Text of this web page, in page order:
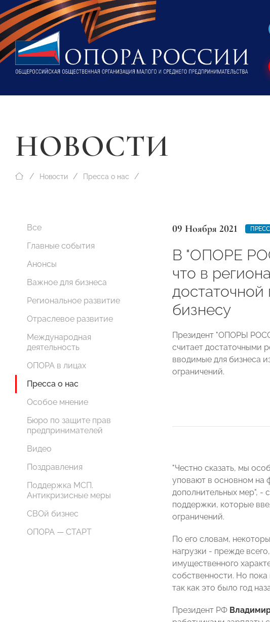
НОВОСТИ
Новости Пресса о нас
Все
Главные события
Анонсы
Важное для бизнеса
Региональное развитие
Отраслевое развитие
Международная
деятельность
ОПОРА в лицах
Пресса о нас
Особое мнение
Бюро по защите прав
предпринимателей
Видео
Поздравления
Поддержка МСП.
Антикризисные меры
СВОй бизнес
ОПОРА — СТАРТ
09 Ноября 2021
В "ОПОРЕ
что в
бизнесу
Президент "ОПОРЫ
считает достаточными
вводимые для бизнеса
ограничений.
"Честно сказать, мы
уповают в основном на
дополнительных мер", -
поддержки, которые
ограничений.
По его словам,
нагрузки - прежде
имущественного
собственности. Но
так как это было год
Президент РФ